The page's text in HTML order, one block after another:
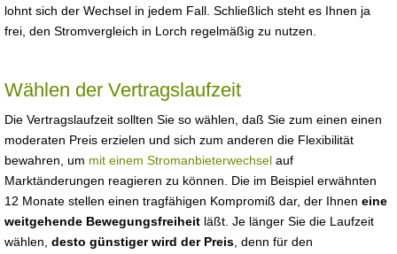
lohnt sich der Wechsel in jedem Fall. Schließlich steht es Ihnen ja
frei, den Stromvergleich in Lorch regelmäßig zu nutzen.
Wählen der Vertragslaufzeit
Die Vertragslaufzeit sollten Sie so wählen, daß Sie zum einen einen
moderaten Preis erzielen und sich zum anderen die Flexibilität
bewahren, um mit einem Stromanbieterwechsel auf
Marktänderungen reagieren zu können. Die im Beispiel erwähnten
12 Monate stellen einen tragfähigen Kompromiß dar, der Ihnen eine
weitgehende Bewegungsfreiheit läßt. Je länger Sie die Laufzeit
wählen, desto günstiger wird der Preis , denn für den